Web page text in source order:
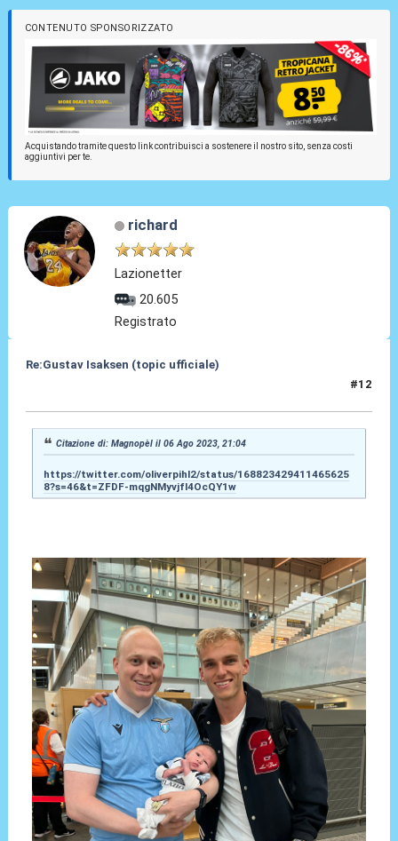
CONTENUTO SPONSORIZZATO
Acquistando tramite questo link contribuisci a sostenere il nostro sito, senza costi
aggiuntivi per te.
richard
Lazionetter
20.605
Registrato
Re:Gustav Isaksen (topic ufficiale)
#12
Citazione di: Magnopèl il 06 Ago 2023, 21:04
https://twitter.com/oliverpihl2/status/168823429411465625
8?s=46&t=ZFDF-mqgNMyvjfI4OcQY1w